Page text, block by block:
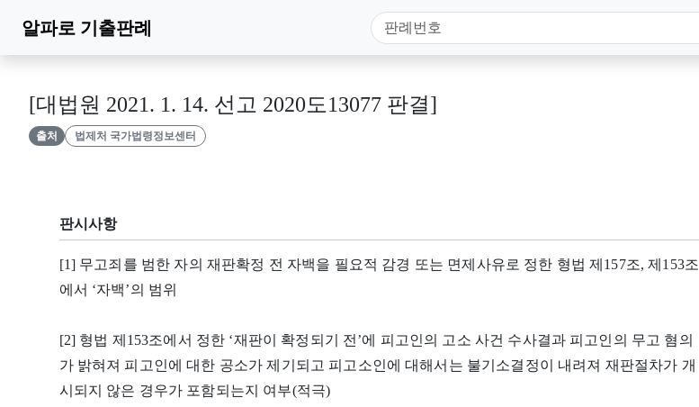
알파로 기출판례
[대법원 2021. 1. 14. 선고 2020도13077 판결]
출처 법제처 국가법령정보센터
판시사항
[1] 무고죄를 범한 자의 재판확정 전 자백을 필요적 감경 또는 면제사유로 정한 형법 제157조, 제153조
에서 ‘자백’의 범위
[2] 형법 제153조에서 정한 ‘재판이 확정되기 전’에 피고인의 고소 사건 수사결과 피고인의 무고 혐의
가 밝혀져 피고인에 대한 공소가 제기되고 피고소인에 대해서는 불기소결정이 내려져 재판절차가 개
시되지 않은 경우가 포함되는지 여부(적극)